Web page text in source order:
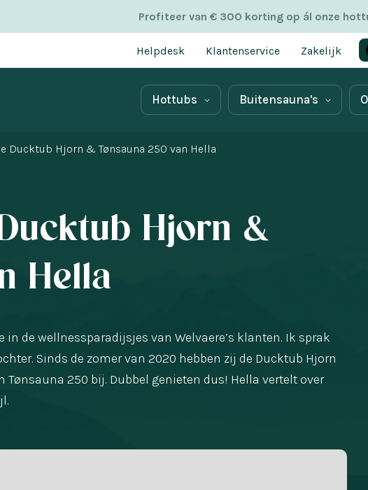
Profiteer van € 300 korting op ál onze
Helpdesk Klantenservice Zakelijk
Hottubs Buitensauna's
Ducktub Hjorn & Tønsauna 250 van Hella
Hjorn &
Hella
de wellnessparadijsjes van Welvaere’s klanten. Ik sprak
Sinds de zomer van 2020 hebben zij de Ducktub Hjorn
250 bij. Dubbel genieten dus! Hella vertelt over